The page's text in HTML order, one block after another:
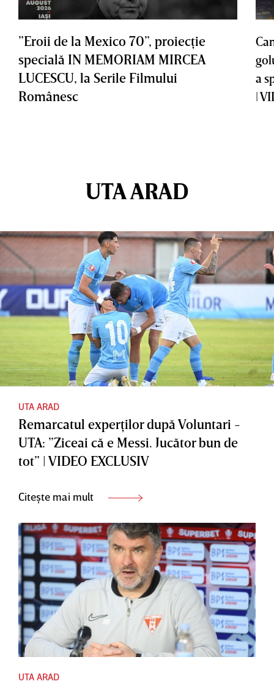
”Eroii de la Mexico 70”, proiecţie
specială IN MEMORIAM MIRCEA
LUCESCU, la Serile Filmului
Românesc
a
|
UTA ARAD
UTA ARAD
Remarcatul experţilor după Voluntari -
UTA: ”Ziceai că e Messi. Jucător bun de
tot” | VIDEO EXCLUSIV
Citește mai mult
UTA ARAD